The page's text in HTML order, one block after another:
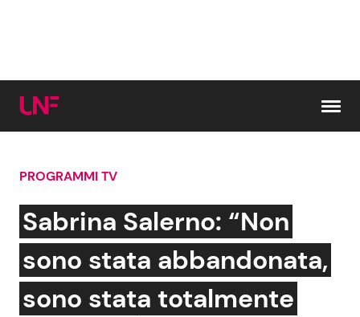
Cerca:
News e Cronaca
Attualità Italiana
Gossip e TV
Bellezze VIP
PROGRAMMI TV
Sabrina Salerno: “Non
sono stata abbandonata,
sono stata totalmente